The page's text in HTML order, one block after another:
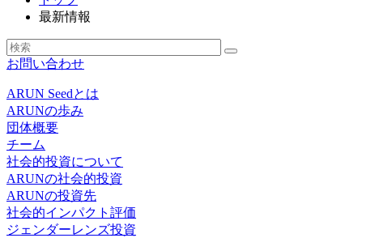
最新情報
お問い合わせ
ARUN Seedとは
ARUNの歩み
団体概要
チーム
社会的投資について
ARUNの社会的投資
ARUNの投資先
社会的インパクト評価
ジェンダーレンズ投資